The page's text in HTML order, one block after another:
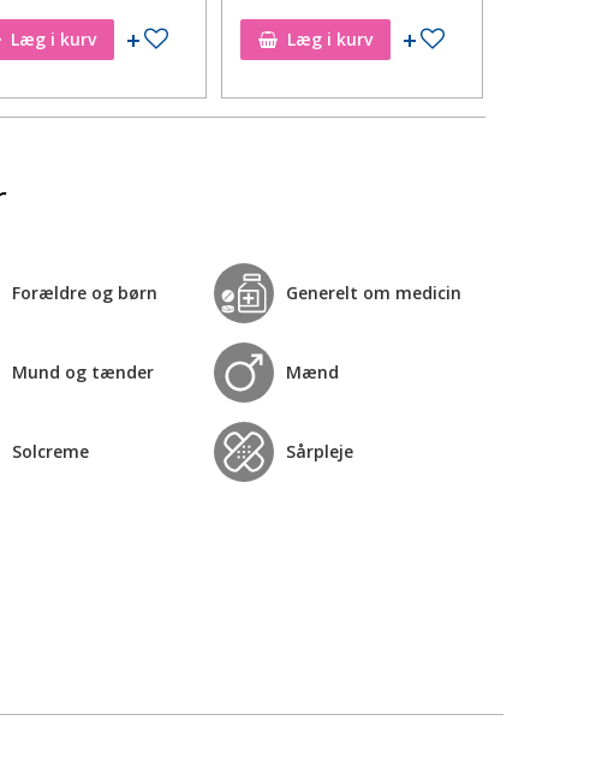
Læg i kurv Tilføj til ønskeseddelLæg i kurv Tilføj til ønskeseddel
Forældre og børn Generelt om medicin
Mund og tænder Mænd
Solcreme Sårpleje